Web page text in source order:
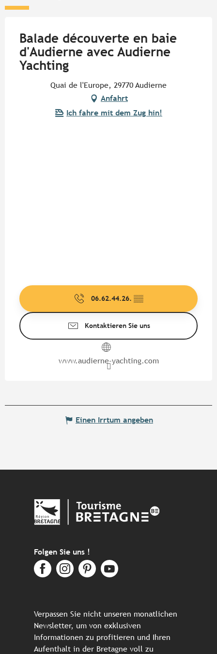
Balade découverte en baie
d'Audierne avec Audierne
Yachting
Quai de l'Europe, 29770 Audierne
Anfahrt
Ich fahre mit dem Zug hin!
06.62.44.26. ▒▒
Kontaktieren Sie uns
www.audierne-yachting.com
Einen Irrtum angeben
Folgen Sie uns !
Verpassen Sie nicht unseren monatlichen
Newsletter, um von exklusiven
Informationen zu profitieren und Ihren
Aufenthalt in der Bretagne voll zu